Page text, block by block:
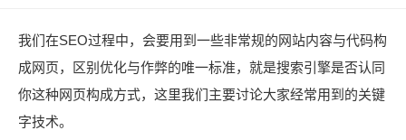
我们在SEO过程中，会要用到一些非常规的网站内容与代码构
成网页，区别优化与作弊的唯一标准，就是搜索引擎是否认同
你这种网页构成方式，这里我们主要讨论大家经常用到的关键
字技术。